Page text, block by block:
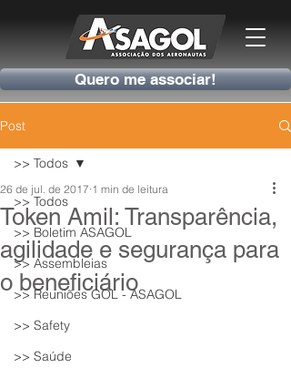
Quero me associar!
Post
>> Todos
>> Boletim ASAGOL
>> Assembleias
>> Reuniões GOL - ASAGOL
>> Safety
>> Saúde
>> Todos
Token Amil: Transparência,
agilidade e segurança para
o beneficiário
26 de jul. de 2017 1 min de leitura